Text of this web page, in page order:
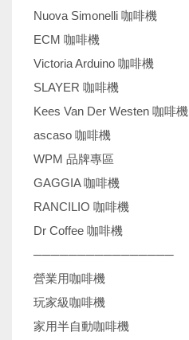
Nuova Simonelli 咖啡機
ECM 咖啡機
Victoria Arduino 咖啡機
SLAYER 咖啡機
Kees Van Der Westen 咖啡機
ascaso 咖啡機
WPM 品牌專區
GAGGIA 咖啡機
RANCILIO 咖啡機
Dr Coffee 咖啡機
────────────────
營業用咖啡機
玩家級咖啡機
家用半自動咖啡機